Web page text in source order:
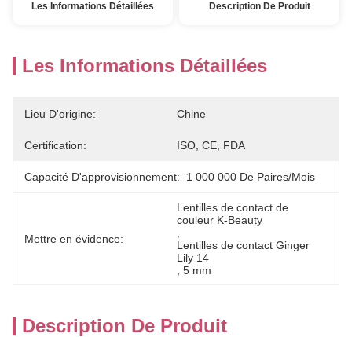
Les Informations Détaillées Description De Produit
Les Informations Détaillées
Lieu D'origine: Chine
Certification: ISO, CE, FDA
Capacité D'approvisionnement: 1 000 000 De Paires/mois
Mettre en évidence:
Lentilles de contact de
couleur K-Beauty
Lentilles de contact Ginger
Lily 14
5 mm
Description De Produit